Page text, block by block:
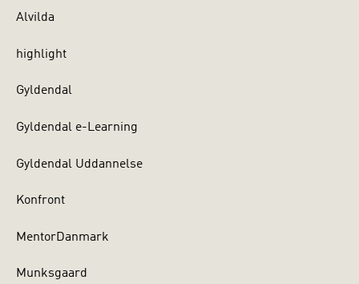
Alvilda
highlight
Gyldendal
Gyldendal e-Learning
Gyldendal Uddannelse
Konfront
MentorDanmark
Munksgaard